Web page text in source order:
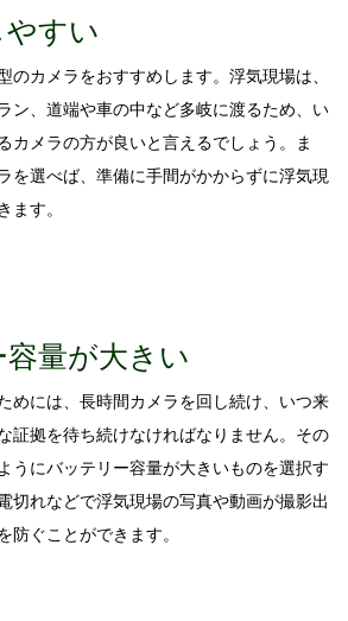
すい
のカメラをおすすめします。浮気現場は、
ン、道端や車の中など多岐に渡るため、い
カメラの方が良いと言えるでしょう。ま
を選べば、準備に手間がかからずに浮気現
ます。
量が大きい
めには、長時間カメラを回し続け、いつ来
証拠を待ち続けなければなりません。その
うにバッテリー容量が大きいものを選択す
切れなどで浮気現場の写真や動画が撮影出
防ぐことができます。